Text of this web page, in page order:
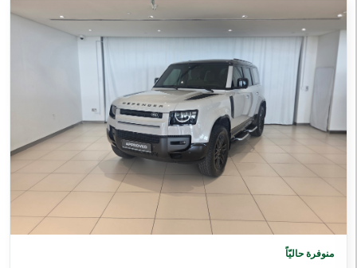
منوفرة حاليّاً